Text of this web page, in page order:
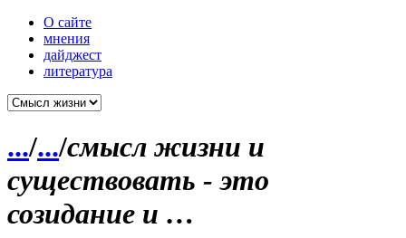
О сайте
мнения
дайджест
литература
.../.../смысл жизни и
существовать - это
созидание и …